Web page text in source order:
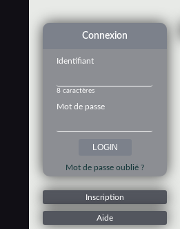
Connexion
Identifiant
8 caractères
Mot de passe
Mot de passe oublié ?
Inscription
Aide